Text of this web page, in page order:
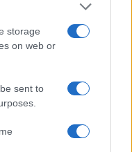
storage
on web or
sent to
nella
sito o
Natale Gallura